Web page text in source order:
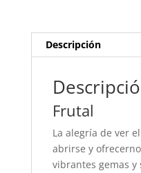
Descripción
Frutal
La alegría de ver
abrirse y
vibrantes gemas